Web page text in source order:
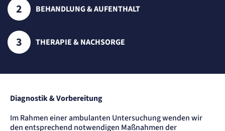
BEHANDLUNG & AUFENTHALT
THERAPIE & NACHSORGE
Diagnostik & Vorbereitung
Im Rahmen einer ambulanten Untersuchung wenden wir
den entsprechend notwendigen Maßnahmen der